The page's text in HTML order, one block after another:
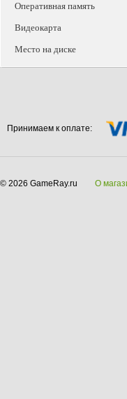
Оперативная память
Видеокарта
Место на диске
Принимаем к оплате:
© 2026 GameRay.ru О